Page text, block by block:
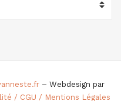
– Webdesign par
/ CGU / Mentions Légales